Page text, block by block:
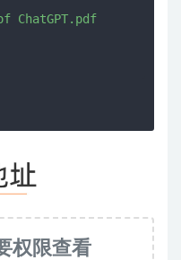
ChatGPT.pdf
权限查看